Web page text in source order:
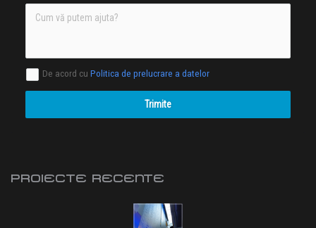
De acord cu Politica de prelucrare a datelor
Trimite
PROIECTE RECENTE